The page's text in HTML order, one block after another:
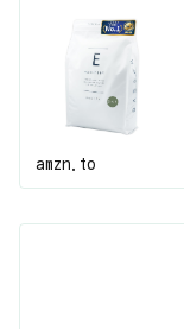
amzn.to